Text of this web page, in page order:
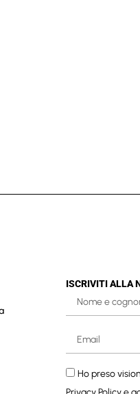
ISCRIVITI ALLA
Ho preso